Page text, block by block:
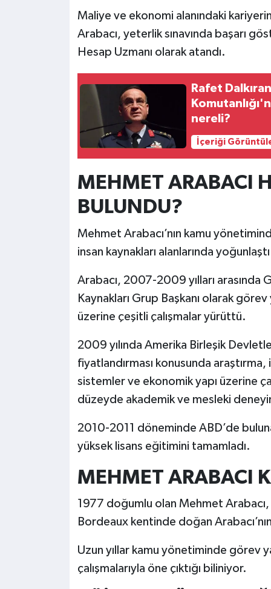
Maliye ve ekonomi alanındaki
Arabacı, yeterlik sınavında başarı
Hesap Uzmanı olarak atandı.
Rafet
nereli?
İçeriği
MEHMET ARABACI
BULUNDU?
Mehmet Arabacı’nın kamu
insan kaynakları alanlarında
Arabacı, 2007-2009 yılları arasında
Kaynakları Grup Başkanı olarak
üzerine çeşitli çalışmalar yürüttü.
2009 yılında Amerika Birleşik
fiyatlandırması konusunda
sistemler ve ekonomik yapı üzerine
düzeyde akademik ve mesleki
2010-2011 döneminde ABD’de
yüksek lisans eğitimini tamamladı.
MEHMET ARABACI
1977 doğumlu olan Mehmet Arabacı,
Bordeaux kentinde doğan
Uzun yıllar kamu yönetiminde görev
çalışmalarıyla öne çıktığı biliniyor.